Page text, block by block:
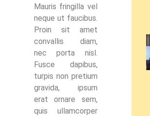
Mauris fringilla vel
neque ut faucibus.
Proin sit amet
convallis diam,
nec porta nisl.
Fusce dapibus,
turpis non pretium
gravida, ipsum
erat ornare sem,
quis ullamcorper